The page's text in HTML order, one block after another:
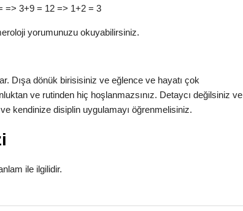
=> 3+9 = 12 => 1+2 = 3
yorumunuzu okuyabilirsiniz.
Dışa dönük birisisiniz ve eğlence ve hayatı çok
ve rutinden hiç hoşlanmazsınız. Detaycı değilsiniz ve
kendinize disiplin uygulamayı öğrenmelisiniz.
ile ilgilidir.